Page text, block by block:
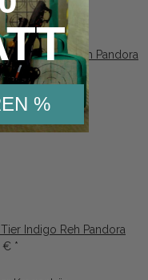
Tier Indigo Reh Pandora
€ *
%